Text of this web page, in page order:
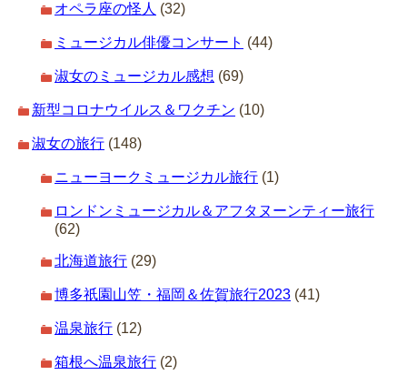
オペラ座の怪人 (32)
ミュージカル俳優コンサート (44)
淑女のミュージカル感想 (69)
新型コロナウイルス＆ワクチン (10)
淑女の旅行 (148)
ニューヨークミュージカル旅行 (1)
ロンドンミュージカル＆アフタヌーンティー旅行
(62)
北海道旅行 (29)
博多祇園山笠・福岡＆佐賀旅行2023 (41)
温泉旅行 (12)
箱根へ温泉旅行 (2)